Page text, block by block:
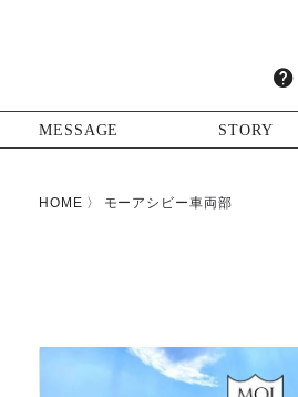
MESSAGE STORY
HOME モーアシビー車両部